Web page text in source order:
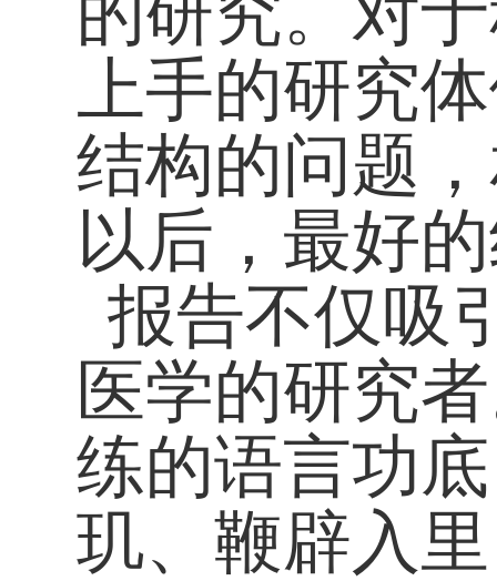
上手的研究
结构的问题
以后，最好
报告不仅吸
医学的研究
练的语言功
玑、鞭辟入